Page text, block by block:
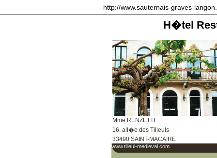
- http://www.sauternais-graves-
H�tel
Mme RENZETTI
16, all�e des Tilleuls
33490 SAINT-MACAIRE
www.tilleul-medieval.com